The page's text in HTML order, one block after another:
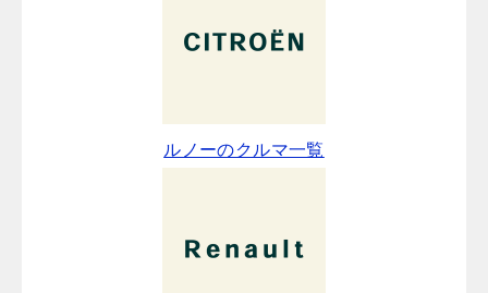
ルノーのクルマ一覧